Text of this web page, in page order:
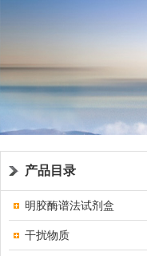
产品目录
明胶酶谱法试剂盒
干扰物质